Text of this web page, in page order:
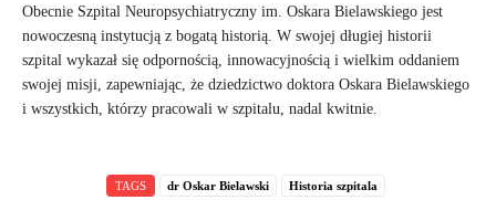
Obecnie Szpital Neuropsychiatryczny im. Oskara Bielawskiego jest
nowoczesną instytucją z bogatą historią. W swojej długiej historii
szpital wykazał się odpornością, innowacyjnością i wielkim oddaniem
swojej misji, zapewniając, że dziedzictwo doktora Oskara Bielawskiego
i wszystkich, którzy pracowali w szpitalu, nadal kwitnie.
TAGS dr Oskar Bielawski Historia szpitala